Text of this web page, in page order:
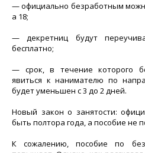
— официально безработным
а 18;
— декретниц будут
бесплатно;
— срок, в течение которого
явиться к нанимателю по
будет уменьшен с 3 до 2 дней.
Новый закон о занятости:
быть полтора года, а пособие не
К сожалению, пособие по